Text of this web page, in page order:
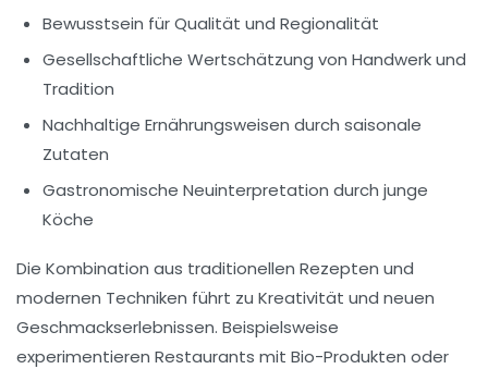
Bewusstsein für Qualität und Regionalität
Gesellschaftliche Wertschätzung von Handwerk und
Tradition
Nachhaltige Ernährungsweisen durch saisonale
Zutaten
Gastronomische Neuinterpretation durch junge
Köche
Die Kombination aus traditionellen Rezepten und
modernen Techniken führt zu Kreativität und neuen
Geschmackserlebnissen. Beispielsweise
experimentieren Restaurants mit Bio-Produkten oder